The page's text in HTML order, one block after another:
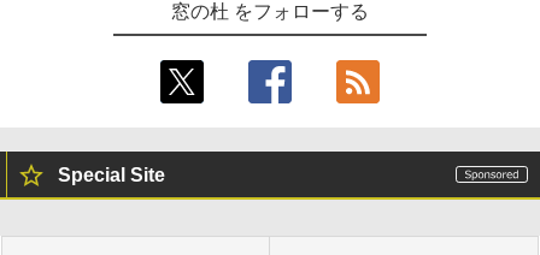
窓の杜 をフォローする
Special Site